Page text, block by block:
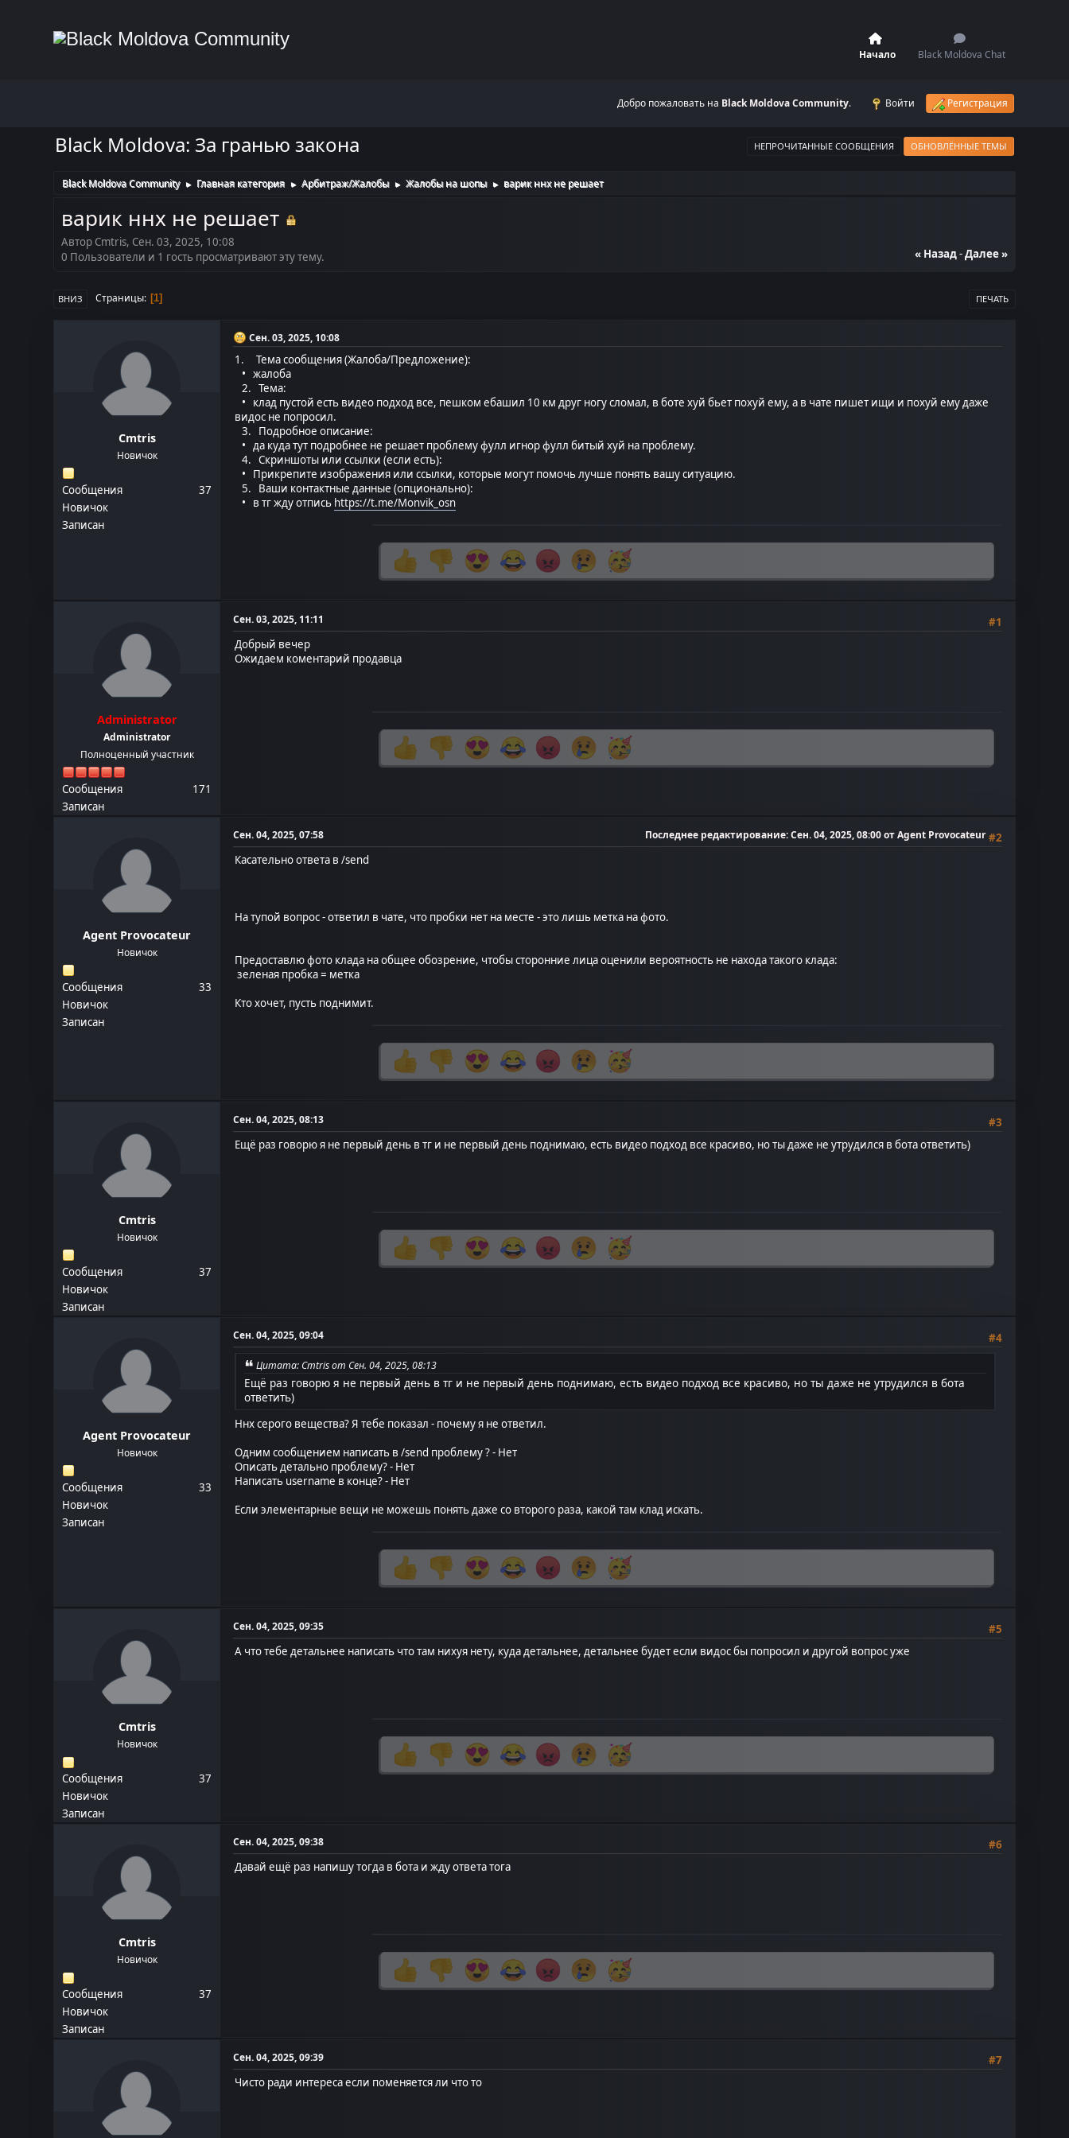
Начало Black Moldova Chat
Добро пожаловать на Black Moldova Community. Войти Регистрация
Black Moldova: За гранью закона НЕПРОЧИТАННЫЕ СООБЩЕНИЯ ОБНОВЛЁННЫЕ ТЕМЫ
Black Moldova Community ► Главная категория ► Арбитраж/Жалобы ► Жалобы на шопы ► варик ннх не решает
варик ннх не решает
Автор Cmtris, Сен. 03, 2025, 10:08
« Назад-Далее »
0 Пользователи и 1 гость просматривают эту тему.
ПЕЧАТЬ
ВНИЗ Страницы 1
Cmtris
Новичок
Сообщения
37
Новичок
Записан
Сен. 03, 2025, 10:08
1. Тема сообщения (Жалоба/Предложение):
• жалоба
2. Тема:
• клад пустой есть видео подход все, пешком ебашил 10 км друг ногу сломал, в боте хуй бьет похуй ему, а в чате пишет ищи и похуй ему даже
видос не попросил.
3. Подробное описание:
• да куда тут подробнее не решает проблему фулл игнор фулл битый хуй на проблему.
4. Скриншоты или ссылки (если есть):
• Прикрепите изображения или ссылки, которые могут помочь лучше понять вашу ситуацию.
5. Ваши контактные данные (опционально):
• в тг жду отпись https://t.me/Monvik_osn
Administrator
Administrator
Полноценный участник
Сообщения
171
Записан
Сен. 03, 2025, 11:11
#1
Добрый вечер
Ожидаем коментарий продавца
Agent Provocateur
Новичок
Сообщения
33
Новичок
Записан
Сен. 04, 2025, 07:58 #2
Последнее редактирование: Сен. 04, 2025, 08:00 от Agent Provocateur
Касательно ответа в /send
На тупой вопрос - ответил в чате, что пробки нет на месте - это лишь метка на фото.
Предоставлю фото клада на общее обозрение, чтобы сторонние лица оценили вероятность не находа такого клада:
зеленая пробка = метка
Кто хочет, пусть поднимит.
Cmtris
Новичок
Сообщения
37
Новичок
Записан
Сен. 04, 2025, 08:13
#3
Ещё раз говорю я не первый день в тг и не первый день поднимаю, есть видео подход все красиво, но ты даже не утрудился в бота ответить)
Agent Provocateur
Новичок
Сообщения
33
Новичок
Записан
Сен. 04, 2025, 09:04 #4
Цитата: Cmtris от Сен. 04, 2025, 08:13
Ещё раз говорю я не первый день в тг и не первый день поднимаю, есть видео подход все красиво, но ты даже не утрудился в бота
ответить)
Ннх серого вещества? Я тебе показал - почему я не ответил.
Одним сообщением написать в /send проблему ? - Нет
Описать детально проблему? - Нет
Написать username в конце? - Нет
Если элементарные вещи не можешь понять даже со второго раза, какой там клад искать.
Cmtris
Новичок
Сообщения
37
Новичок
Записан
Сен. 04, 2025, 09:35
#5
А что тебе детальнее написать что там нихуя нету, куда детальнее, детальнее будет если видос бы попросил и другой вопрос уже
Cmtris
Новичок
Сообщения
37
Новичок
Записан
Сен. 04, 2025, 09:38
#6
Давай ещё раз напишу тогда в бота и жду ответа тога
Сен. 04, 2025, 09:39
#7
Чисто ради интереса если поменяется ли что то